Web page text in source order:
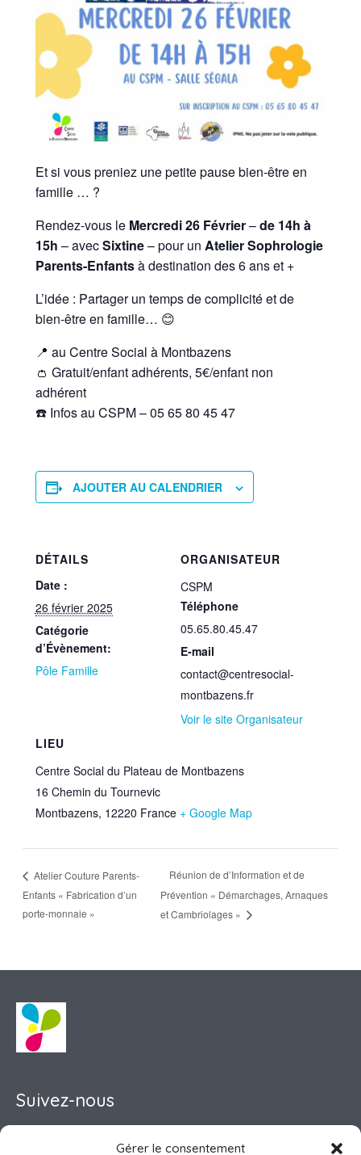
Gérer le consentement
Et si vous preniez une petite pause bien-être en
famille … ?
Rendez-vous le Mercredi 26 Février–de 14h à
15h – avecSixtine– pour un Atelier Sophrologie
Parents-Enfantsà destination des 6 ans et +
L’idée : Partager un temps de complicité et de
bien-être en famille… 😊
📍 au Centre Social à Montbazens
👛 Gratuit/enfant adhérents, 5€/enfant non
adhérent
☎️ Infos au CSPM – 05 65 80 45 47
AJOUTER AU CALENDRIER
DÉTAILS
Date :
26 février 2025
Catégorie
d’Évènement:
Pôle Famille
LIEU
Centre Social du Plateau de Montbazens
16 Chemin du Tournevic
Montbazens, 12220 France + Google Map
ORGANISATEUR
CSPM
Téléphone
05.65.80.45.47
E-mail
contact@centresocial-
montbazens.fr
Voir le site Organisateur
Atelier Couture Parents-
Enfants « Fabrication d’un
porte-monnaie »
Réunion de d’Information et de
Prévention « Démarchages, Arnaques
et Cambriolages »
Suivez-nous